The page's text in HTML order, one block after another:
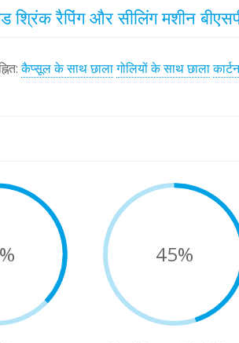
श्रिंक रैपिंग और सीलिंग मशीन
कैप्सूल के साथ छालागोलियों के साथ छाला
45%